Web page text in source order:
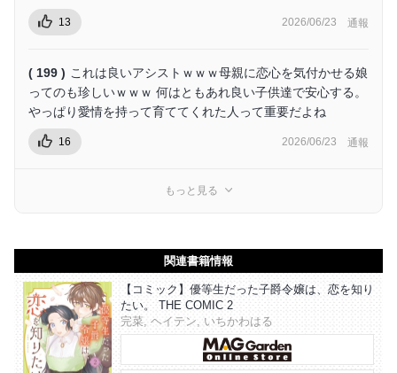
13 2026/06/23 通報
( 199 ) これは良いアシストｗｗｗ母親に恋心を気付かせる娘
ってのも珍しいｗｗｗ 何はともあれ良い子供達で安心する。
やっぱり愛情を持って育ててくれた人って重要だよね
16 2026/06/23 通報
もっと見る
関連書籍情報
【コミック】優等生だった子爵令嬢は、恋を知り
たい。 THE COMIC 2
完菜, ヘイテン, いちかわはる